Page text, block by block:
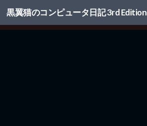
コンテンツへスキップ
黒翼猫のコンピュータ日記 3rd Edition